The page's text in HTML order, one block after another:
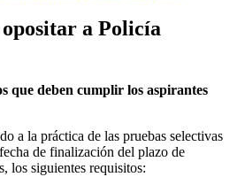
a Policía
que deben cumplir los aspirantes
a la práctica de las pruebas selectivas
de finalización del plazo de
los siguientes requisitos: